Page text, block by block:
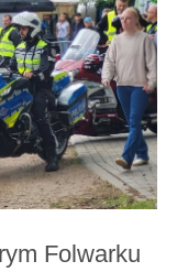
Folwarku